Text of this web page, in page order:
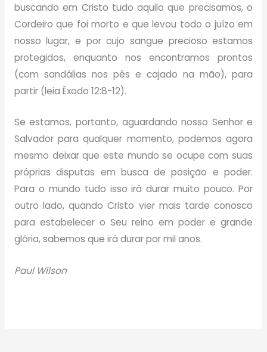
buscando em Cristo tudo aquilo que precisamos, o
Cordeiro que foi morto e que levou todo o juízo em
nosso lugar, e por cujo sangue precioso estamos
protegidos, enquanto nos encontramos prontos
(com sandálias nos pés e cajado na mão), para
partir (leia Êxodo 12:8-12).
Se estamos, portanto, aguardando nosso Senhor e
Salvador para qualquer momento, podemos agora
mesmo deixar que este mundo se ocupe com suas
próprias disputas em busca de posição e poder.
Para o mundo tudo isso irá durar muito pouco. Por
outro lado, quando Cristo vier mais tarde conosco
para estabelecer o Seu reino em poder e grande
glória, sabemos que irá durar por mil anos.
Paul Wilson